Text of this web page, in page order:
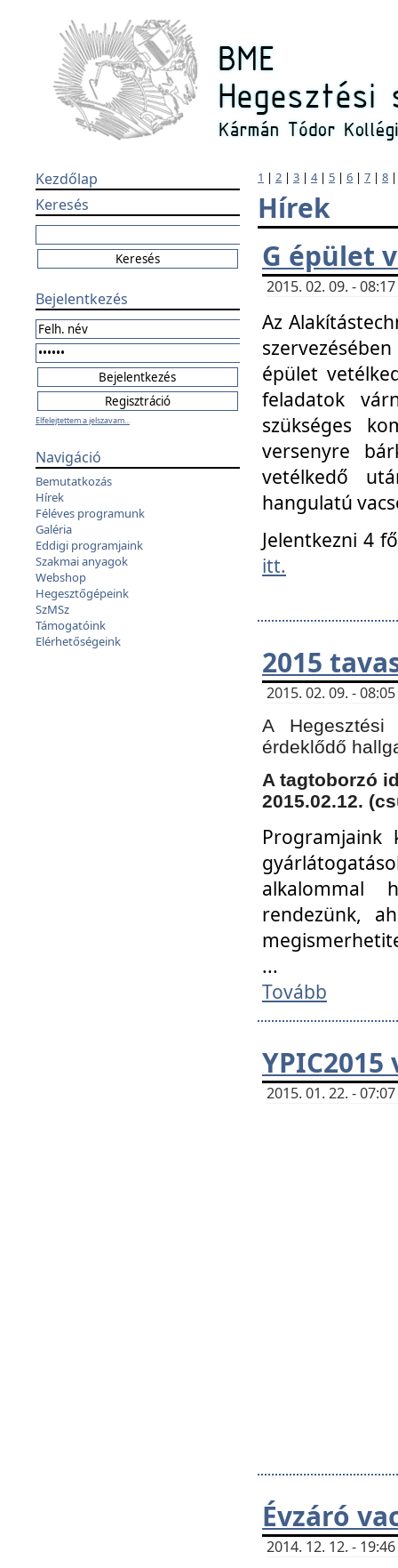
Kezdőlap
Keresés
Bejelentkezés
Elfelejtettem a jelszavam...
Navigáció
Bemutatkozás
Hírek
Féléves programunk
Galéria
Eddigi programjaink
Szakmai anyagok
Webshop
Hegesztőgépeink
SzMSz
Támogatóink
Elérhetőségeink
1 | 2 | 3 | 4| 5 | 6 | 7 | 8
Hírek
G épület
2015. 02. 09. -
Az
épület
feladatok
szükséges
versenyre
vetélkedő
hangulatú
Jelentkezni 4
itt.
2015
2015. 02. 09. -
A
érdeklődő
A tagtoborzó
2015.02.12.
Programjaink
alkalommal
rendezünk,
...
Tovább
YPIC2015
2015. 01. 22. -
Évzáró
2014. 12. 12. -